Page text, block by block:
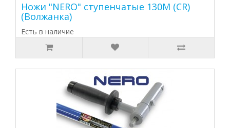
Ножи "NERO" ступенчатые 130М (CR)
(Волжанка)
Есть в наличие